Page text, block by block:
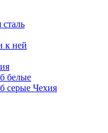
к ней
белые
серые Чехия